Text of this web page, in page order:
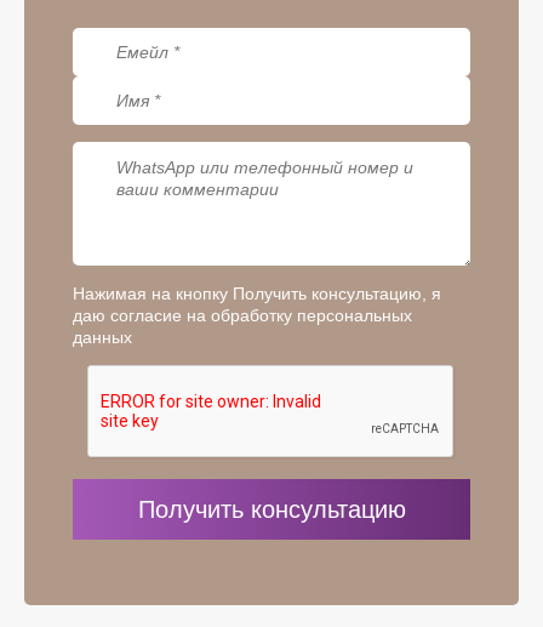
Нажимая на кнопку Получить консультацию, я
даю согласие на обработку персональных
данных